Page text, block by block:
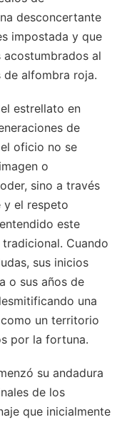
desconcertante
impostada y que
al
alfombra roja.
estrellato en
de
oficio no se
o
sino a través
y el respeto
este
Cuando
sus inicios
o sus años de
una
un territorio
por la fortuna.
su andadura
de los
que inicialmente